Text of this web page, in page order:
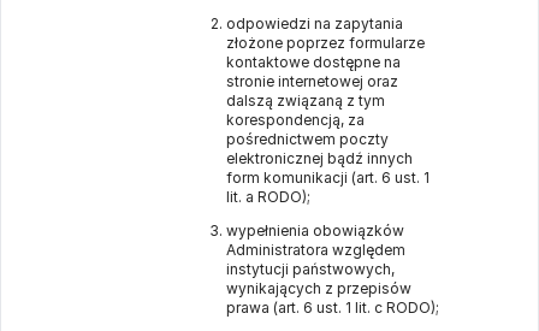
odpowiedzi na zapytania
złożone poprzez formularze
kontaktowe dostępne na
stronie internetowej oraz
dalszą związaną z tym
korespondencją, za
pośrednictwem poczty
elektronicznej bądź innych
form komunikacji (art. 6 ust. 1
lit. a RODO);
wypełnienia obowiązków
Administratora względem
instytucji państwowych,
wynikających z przepisów
prawa (art. 6 ust. 1 lit. c RODO);